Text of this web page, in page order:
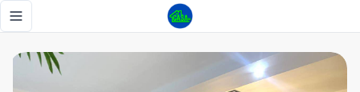
Toggle navigation menu
Alquiler apartamento en Evaristo Morales, amueblado . 3